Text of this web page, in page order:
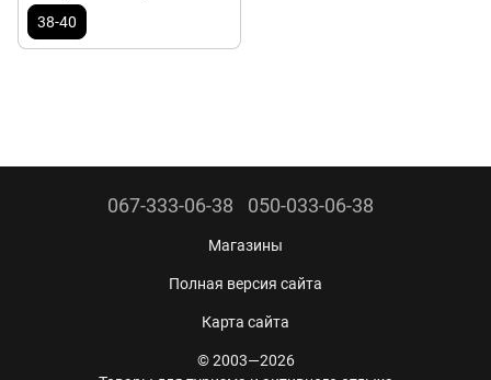
38-40
067-333-06-38 050-033-06-38
Магазины
Полная версия сайта
Карта сайта
© 2003—2026